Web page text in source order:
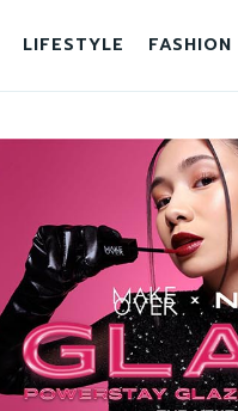
LIFESTYLE FASHION